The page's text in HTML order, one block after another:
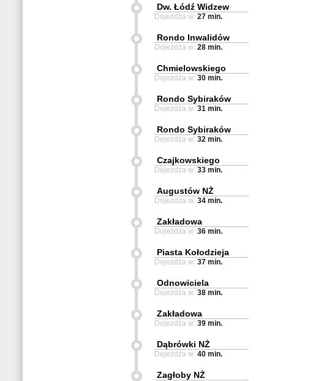
Dw. Łódź Widzew
Dojeżdża w: 27 min.
Rondo Inwalidów
Dojeżdża w: 28 min.
Chmielowskiego
Dojeżdża w: 30 min.
Rondo Sybiraków
Dojeżdża w: 31 min.
Rondo Sybiraków
Dojeżdża w: 32 min.
Czajkowskiego
Dojeżdża w: 33 min.
Augustów NŻ
Dojeżdża w: 34 min.
Zakładowa
Dojeżdża w: 36 min.
Piasta Kołodzieja
Dojeżdża w: 37 min.
Odnowiciela
Dojeżdża w: 38 min.
Zakładowa
Dojeżdża w: 39 min.
Dąbrówki NŻ
Dojeżdża w: 40 min.
Zagłoby NŻ